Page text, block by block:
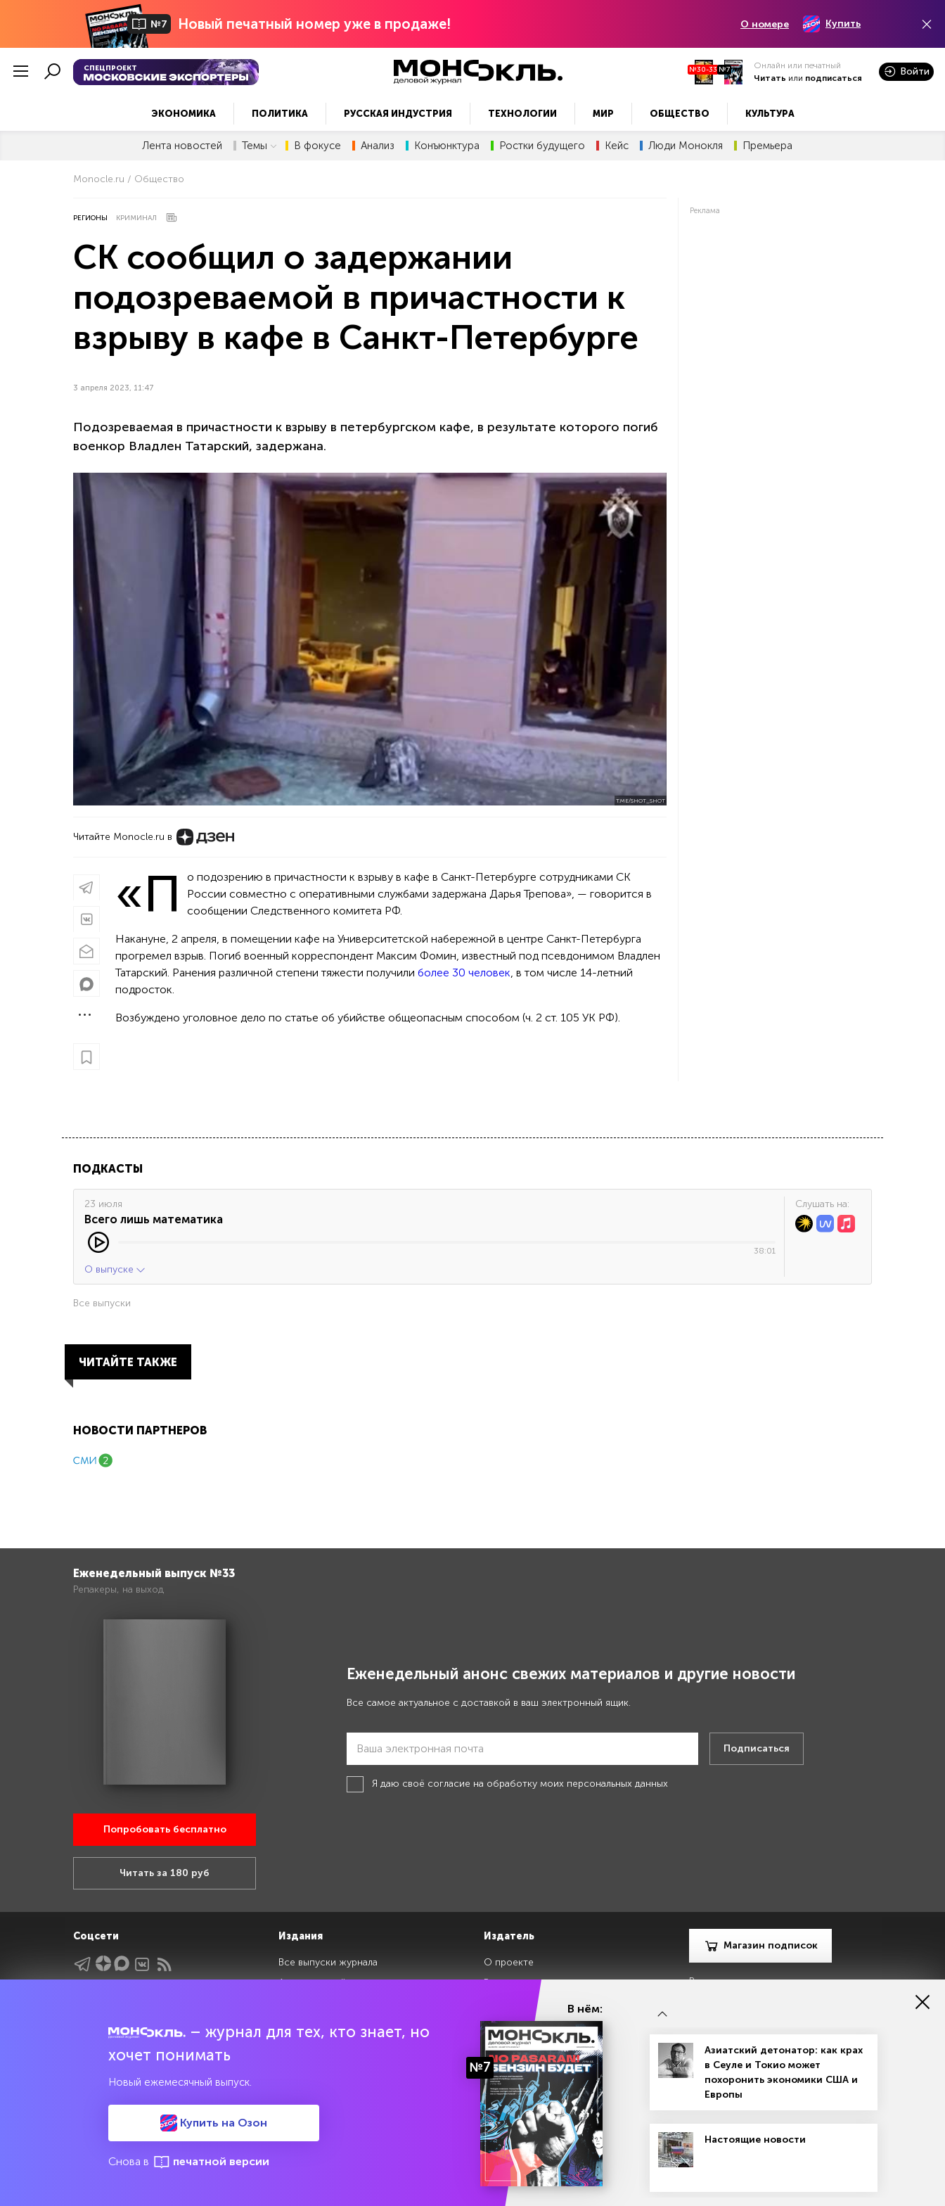
№7 Новый печатный номер уже в продаже! О номере Купить
СПЕЦПРОЕКТ №30-33 №7
Онлайн или печатный
Читать или подписаться
Войти
ЭКОНОМИКА ПОЛИТИКА РУССКАЯ ИНДУСТРИЯ ТЕХНОЛОГИИ МИР ОБЩЕСТВО КУЛЬТУРА
Лента новостей Темы В фокусе Анализ Конъюнктура Ростки будущего Кейс Люди Монокля Премьера
Monocle.ru Общество
РЕГИОНЫ КРИМИНАЛ
СК сообщил о задержании
подозреваемой в причастности к
взрыву в кафе в Санкт-Петербурге
3 апреля 2023, 11:47
Подозреваемая в причастности к взрыву в петербургском кафе, в результате которого погиб
военкор Владлен Татарский, задержана.
T.ME/SHOT_SHOT
Читайте Monocle.ru в
«П
о подозрению в причастности к взрыву в кафе в Санкт-Петербурге сотрудниками СК
России совместно с оперативными службами задержана Дарья Трепова», — говорится в
сообщении Следственного комитета РФ.
Накануне, 2 апреля, в помещении кафе на Университетской набережной в центре Санкт-Петербурга
прогремел взрыв. Погиб военный корреспондент Максим Фомин, известный под псевдонимом Владлен
Татарский. Ранения различной степени тяжести получили более 30 человек , в том числе 14-летний
подросток.
Возбуждено уголовное дело по статье об убийстве общеопасным способом (ч. 2 ст. 105 УК РФ).
Реклама
ПОДКАСТЫ
23 июля
Всего лишь математика
38:01
О выпуске
Cлушать на:
Все выпуски
ЧИТАЙТЕ ТАКЖЕ
НОВОСТИ ПАРТНЕРОВ
Еженедельный выпуск №33
Репакеры, на выход
Попробовать бесплатно
Читать за 180 руб
Еженедельный анонс свежих материалов и другие новости
Все самое актуальное с доставкой в ваш электронный ящик.
Подписаться
Я даю своё согласие на обработку моих персональных данных
Соцсети
Интервью
Издания
Все выпуски журнала
Архив изданий
Издатель
О проекте
Редакция
Контакты
Магазин подписок
Рекламодателям
Свидетельство о регистрации средства массовой информации Эл № ФС77-87108 от 26 марта 2024 г. Выдано Федеральной службой по надзору в сфере массовых коммуникаций, связи и охраны
культурного наследия
© 2017—2026 АНО «Творческий коллектив Эксперт» Политика конфиденциальности Условия использования материалов
– журнал для тех, кто знает, но
хочет понимать
Новый ежемесячный выпуск.
Купить на Озон
Снова в печатной версии
В нём:
№7
Азиатский детонатор: как крах
в Сеуле и Токио может
похоронить экономики США и
Европы
Настоящие новости